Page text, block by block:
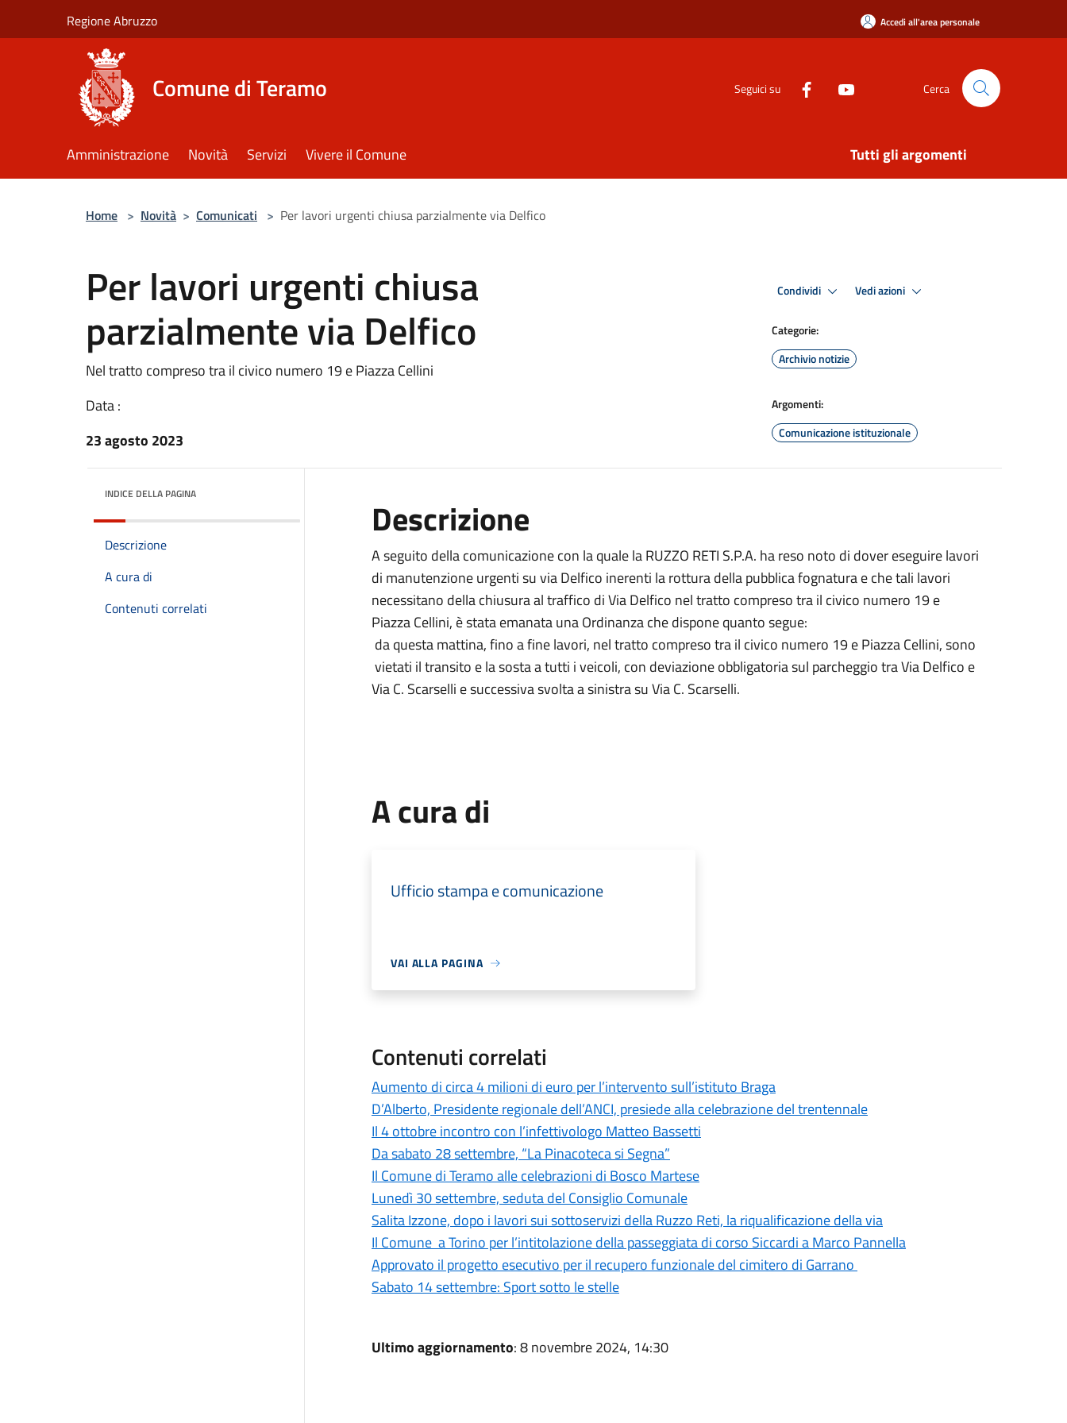
Regione Abruzzo Accedi all'area personale
Comune di Teramo Seguici su Cerca
Amministrazione Novità Servizi Vivere il Comune Tutti gli argomenti
Home > Novità > Comunicati > Per lavori urgenti chiusa parzialmente via Delfico
Per lavori urgenti chiusa
parzialmente via Delfico
Nel tratto compreso tra il civico numero 19 e Piazza Cellini
Data :
23 agosto 2023
Condividi Vedi azioni
Categorie:
Archivio notizie
Argomenti:
Comunicazione istituzionale
INDICE DELLA PAGINA
Descrizione
A cura di
Contenuti correlati
Descrizione
A seguito della comunicazione con la quale la RUZZO RETI S.P.A. ha reso noto di dover eseguire lavori
di manutenzione urgenti su via Delfico inerenti la rottura della pubblica fognatura e che tali lavori
necessitano della chiusura al traffico di Via Delfico nel tratto compreso tra il civico numero 19 e
Piazza Cellini, è stata emanata una Ordinanza che dispone quanto segue:
da questa mattina, fino a fine lavori, nel tratto compreso tra il civico numero 19 e Piazza Cellini, sono
vietati il transito e la sosta a tutti i veicoli, con deviazione obbligatoria sul parcheggio tra Via Delfico e
Via C. Scarselli e successiva svolta a sinistra su Via C. Scarselli.
A cura di
Ufficio stampa e comunicazione
VAI ALLA PAGINA
Contenuti correlati
Aumento di circa 4 milioni di euro per l’intervento sull’istituto Braga
D’Alberto, Presidente regionale dell’ANCI, presiede alla celebrazione del trentennale
Il 4 ottobre incontro con l’infettivologo Matteo Bassetti
Da sabato 28 settembre, “La Pinacoteca si Segna”
Il Comune di Teramo alle celebrazioni di Bosco Martese
Lunedì 30 settembre, seduta del Consiglio Comunale
Salita Izzone, dopo i lavori sui sottoservizi della Ruzzo Reti, la riqualificazione della via
Il Comune a Torino per l’intitolazione della passeggiata di corso Siccardi a Marco Pannella
Approvato il progetto esecutivo per il recupero funzionale del cimitero di Garrano
Sabato 14 settembre: Sport sotto le stelle
Ultimo aggiornamento: 8 novembre 2024, 14:30